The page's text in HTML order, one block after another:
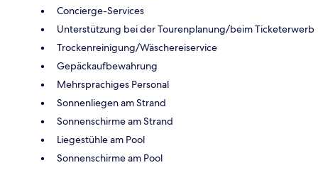
Concierge-Services
Unterstützung bei der Tourenplanung/beim Ticketerwerb
Trockenreinigung/Wäschereiservice
Gepäckaufbewahrung
Mehrsprachiges Personal
Sonnenliegen am Strand
Sonnenschirme am Strand
Liegestühle am Pool
Sonnenschirme am Pool